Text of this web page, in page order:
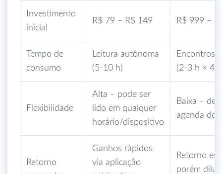
Investimento
inicial
R$ 79 – R$ 149 R$ 999 –
Tempo de
consumo
Leitura autônoma
(5‑10 h)
Encontros
(2‑3 h ×
Flexibilidade
Alta – pode ser
lido em qualquer
horário/dispositivo
Baixa –
agenda do
Retorno
Ganhos rápidos
via aplicação
Retorno
porém